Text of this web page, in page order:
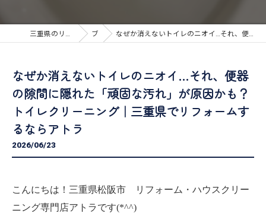
三重県のリフォームなら高品質な工事のアトラ ブログ なぜか消えないトイレのニオイ…それ、便器の隙間に隠れた「頑固な汚れ」が原因かも？トイレクリーニング｜三重県でリフォームするならアトラ
なぜか消えないトイレのニオイ…それ、便器
の隙間に隠れた「頑固な汚れ」が原因かも？
トイレクリーニング｜三重県でリフォームす
るならアトラ
2026/06/23
こんにちは！三重県松阪市 リフォーム・ハウスクリー
ニング専門店アトラです(*^^)